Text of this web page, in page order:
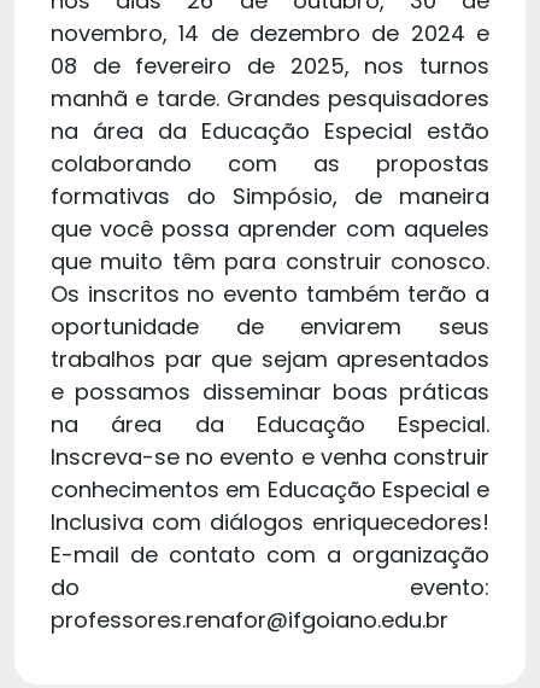
novembro, 14 de dezembro de 2024 e
08 de fevereiro de 2025, nos turnos
manhã e tarde. Grandes pesquisadores
na área da Educação Especial estão
colaborando com as propostas
formativas do Simpósio, de maneira
que você possa aprender com aqueles
que muito têm para construir conosco.
Os inscritos no evento também terão a
oportunidade de enviarem seus
trabalhos par que sejam apresentados
e possamos disseminar boas práticas
na área da Educação Especial.
Inscreva-se no evento e venha construir
conhecimentos em Educação Especial e
Inclusiva com diálogos enriquecedores!
E-mail de contato com a organização
do evento:
professores.renafor@ifgoiano.edu.br